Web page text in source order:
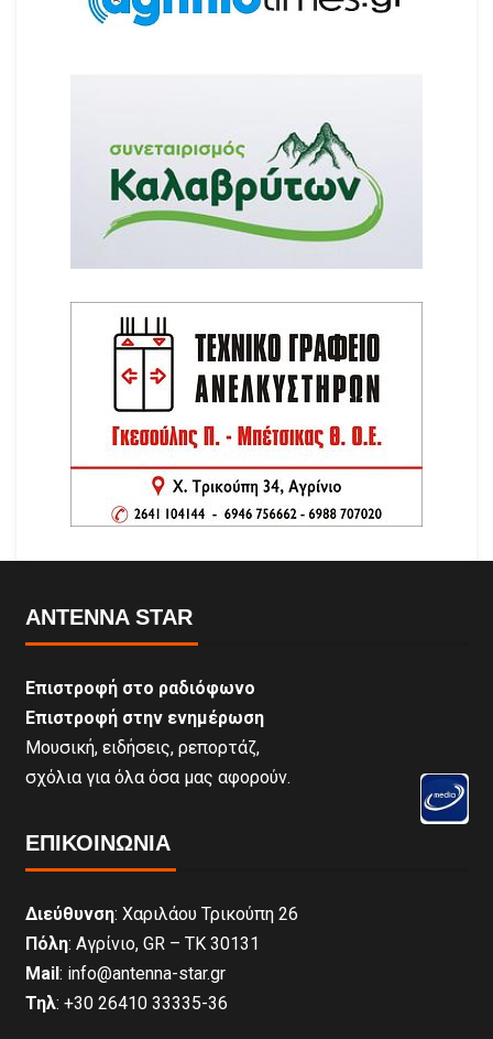
ANTENNA STAR
Επιστροφή στο ραδιόφωνο
Επιστροφή στην ενημέρωση
Μουσική, ειδήσεις, ρεπορτάζ,
σχόλια για όλα όσα μας αφορούν.
ΕΠΙΚΟΙΝΩΝΊΑ
Διεύθυνση: Χαριλάου Τρικούπη 26
Πόλη: Αγρίνιο, GR – ΤΚ 30131
Mail: info@antenna-star.gr
Τηλ: +30 26410 33335-36